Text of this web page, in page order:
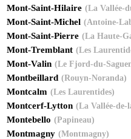
Mont-Saint-Hilaire (La Vallée-
Mont-Saint-Michel (Antoine-
Mont-Saint-Pierre (La Haute-
Mont-Tremblant (Les
Mont-Valin (Le Fjord-du-
Montbeillard (Rouyn-Noranda)
Montcalm (Les Laurentides)
Montcerf-Lytton (La Vallée-de-
Montebello (Papineau)
Montmagny (Montmagny)